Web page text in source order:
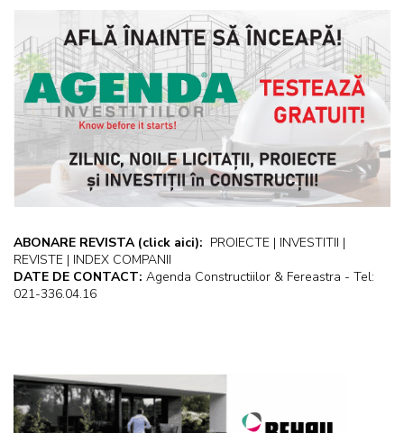
ABONARE REVISTA (click aici): PROIECTE | INVESTITII |
REVISTE | INDEX COMPANII
DATE DE CONTACT: Agenda Constructiilor & Fereastra - Tel:
021-336.04.16